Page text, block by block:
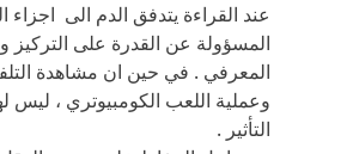
عند القراءة يتدفق الدم الى اجزاء
المسؤولة عن القدرة على التركيز
المعرفي . في حين ان مشاهدة
وعملية اللعب الكومبيوتري ، ليس
التأثير .